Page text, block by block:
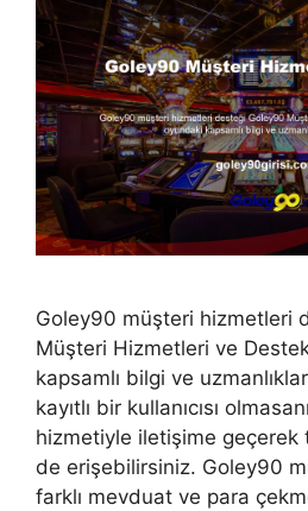
Goley90 müşteri hizmetleri
Müşteri Hizmetleri ve
kapsamlı bilgi ve
kayıtlı bir kullanıcısı
hizmetiyle iletişime geçerek
de erişebilirsiniz. Goley90
farklı mevduat ve para